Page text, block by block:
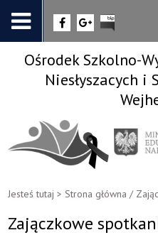
Ośrodek Szkolno-
Niesłyszacych i
Jesteś tutaj >Strona główna /
Zajączkowe